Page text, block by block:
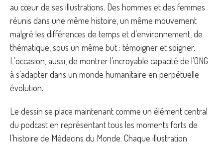
au cœur de ses illustrations. Des hommes et des femmes
réunis dans une même histoire, un même mouvement
malgré les différences de temps et d’environnement, de
thématique, sous un même but : témoigner et soigner.
L’occasion, aussi, de montrer l’incroyable capacité de l’ONG
à s’adapter dans un monde humanitaire en perpétuelle
évolution.
Le dessin se place maintenant comme un élément central
du podcast en représentant tous les moments forts de
l'histoire de Médecins du Monde. Chaque illustration